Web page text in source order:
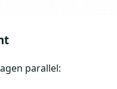
parallel: